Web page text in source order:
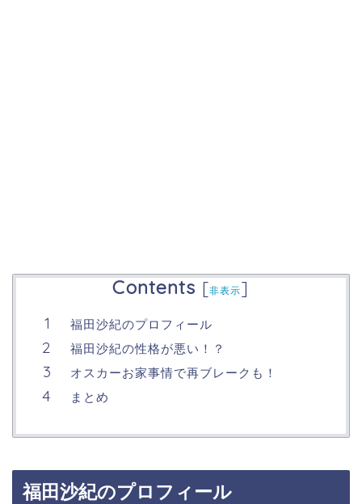
Contents [非表示]
福田沙紀のプロフィール
福田沙紀の性格が悪い！？
オスカーお家事情で再ブレークも！
まとめ
福田沙紀のプロフィール